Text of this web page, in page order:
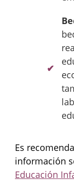
Es
información
Educación